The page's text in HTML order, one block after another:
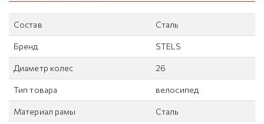
Состав Сталь
Бренд STELS
Диаметр колес 26
Тип товара велосипед
Материал рамы Сталь